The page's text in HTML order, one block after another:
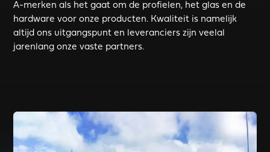
A-merken als het gaat om de profielen, het glas en de
hardware voor onze producten. Kwaliteit is namelijk
altijd ons uitgangspunt en leveranciers zijn veelal
jarenlang onze vaste partners.